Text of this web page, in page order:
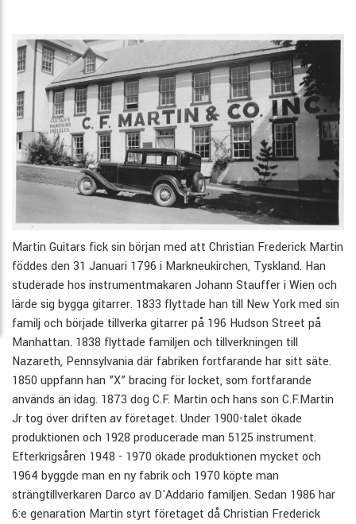
Martin Guitars fick sin början med att Christian Frederick Martin
föddes den 31 Januari 1796 i Markneukirchen, Tyskland. Han
studerade hos instrumentmakaren Johann Stauffer i Wien och
lärde sig bygga gitarrer. 1833 flyttade han till New York med sin
familj och började tillverka gitarrer på 196 Hudson Street på
Manhattan. 1838 flyttade familjen och tillverkningen till
Nazareth, Pennsylvania där fabriken fortfarande har sitt säte.
1850 uppfann han ”X” bracing för locket, som fortfarande
används än idag. 1873 dog C.F. Martin och hans son C.F.Martin
Jr tog över driften av företaget. Under 1900-talet ökade
produktionen och 1928 producerade man 5125 instrument.
Efterkrigsåren 1948 - 1970 ökade produktionen mycket och
1964 byggde man en ny fabrik och 1970 köpte man
strängtillverkaren Darco av D'Addario familjen. Sedan 1986 har
6:e genaration Martin styrt företaget då Christian Frederick